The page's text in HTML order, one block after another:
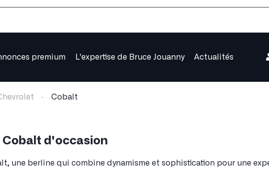
premium L'expertise de Bruce Jouanny Actualités
Cobalt
d'occasion
une berline qui combine dynamisme et sophistication pour une